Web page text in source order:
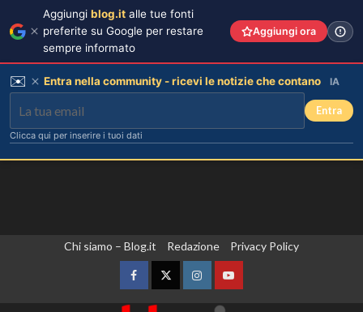
Chi siamo – Blog.it Redazione Privacy Policy
FacebookTwitterInstagramYouTube
Aggiungi blog.it alle tue fonti
preferite su Google per restare
sempre informato
Aggiungi ora
✉️ Entra nella community - ricevi le notizie che contano IA
Entra
Clicca qui per inserire i tuoi dati